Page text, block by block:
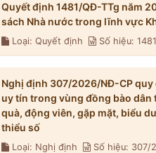
Quyết định 1481/QĐ-TTg năm
sách Nhà nước trong lĩnh vực
Loại: Quyết định Số hiệu:
Nghị định 307/2026/NĐ-CP
uy tín trong vùng đồng bào
quà, động viên, gặp mặt, biểu
thiểu số
Loại: Nghị định Số hiệu: 307/